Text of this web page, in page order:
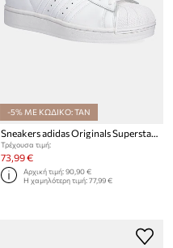
-5% ΜΕ ΚΩΔΙΚΟ: TAN
Τρέχουσα τιμή:
73,99 €
Αρχική τιμή:90,90 €
Η χαμηλότερη τιμή:77,99 €